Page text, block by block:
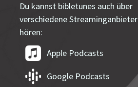
Du kannst bibletunes auch über
verschiedene Streaminganbieter
hören:
Apple Podcasts
Google Podcasts